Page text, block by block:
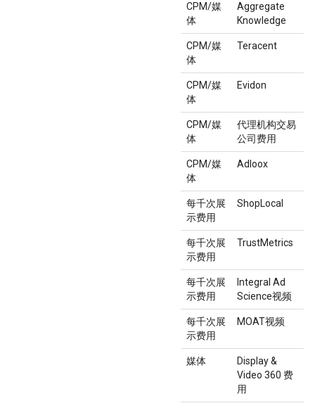
CPM/媒
体
Aggregate
Knowledge
CPM/媒
体
Teracent
CPM/媒
体
Evidon
CPM/媒
体
代理机构交易
公司费用
CPM/媒
体
Adloox
每千次展
示费用
ShopLocal
每千次展
示费用
TrustMetrics
每千次展
示费用
Integral Ad
Science视频
每千次展
示费用
MOAT视频
媒体
Display &
Video 360 费
用